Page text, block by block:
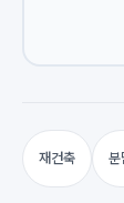
재건축 분